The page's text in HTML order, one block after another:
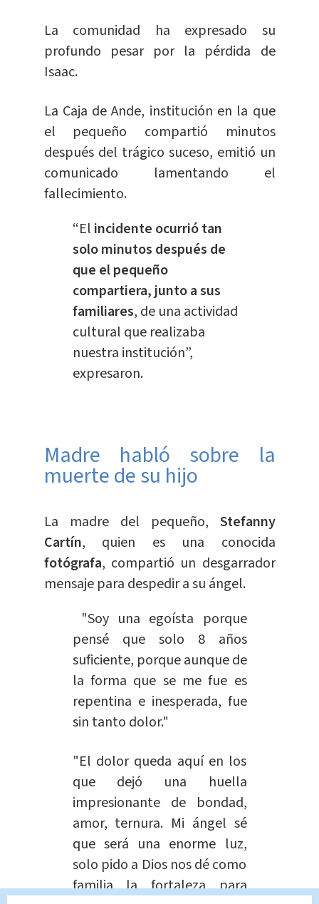
La comunidad ha expresado su
profundo pesar por la pérdida de
Isaac.
La Caja de Ande, institución en la que
el pequeño compartió minutos
después del trágico suceso, emitió un
comunicado lamentando el
fallecimiento.
“El incidente ocurrió tan
solo minutos después de
que el pequeño
compartiera, junto a sus
familiares, de una actividad
cultural que realizaba
nuestra institución”,
expresaron.
Madre habló sobre la
muerte de su hijo
La madre del pequeño, Stefanny
Cartín, quien es una conocida
fotógrafa, compartió un desgarrador
mensaje para despedir a su ángel.
"Soy una egoísta porque
pensé que solo 8 años
suficiente, porque aunque de
la forma que se me fue es
repentina e inesperada, fue
sin tanto dolor."
"El dolor queda aquí en los
que dejó una huella
impresionante de bondad,
amor, ternura. Mi ángel sé
que será una enorme luz,
solo pido a Dios nos dé como
familiala fortaleza para